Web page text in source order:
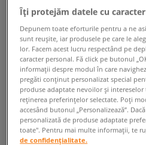
Îți protejăm datele cu
Depunem toate eforturile pentru a ne
sunt reușite, iar produsele pe care le
lor. Facem acest lucru respectând pe
caracter personal. Fă click pe butonul
informații despre modul în care
pregăti conținut personalizat special
produse adaptate nevoilor și intereselor
reținerea preferințelor selectate. Poți
accesând butonul „Personalizează”.
personalizată de produse adaptate
toate". Pentru mai multe informații, te
de confidențialitate.